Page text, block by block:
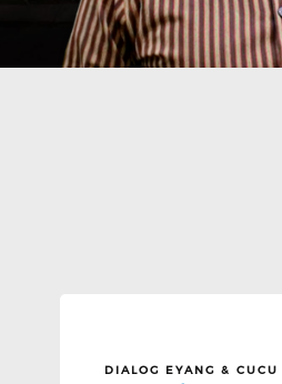
DIALOG EYANG & CUCU